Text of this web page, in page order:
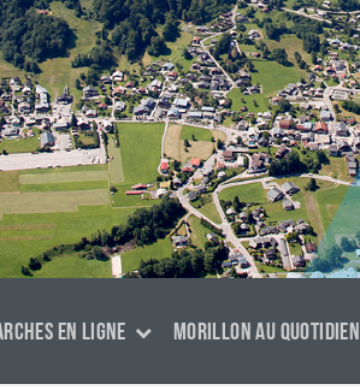
EN LIGNE MORILLON AU QUOTIDIEN